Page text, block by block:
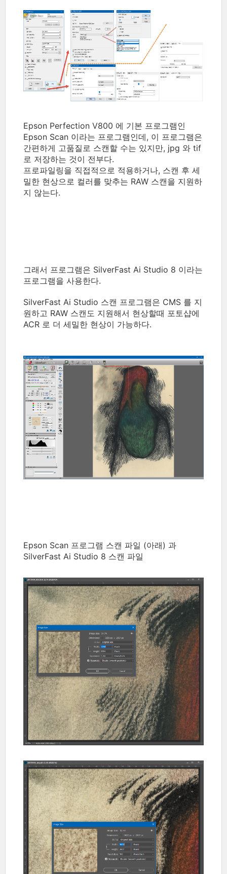
Epson Perfection V800 에 기본 프로그램인
Epson Scan 이라는 프로그램인데, 이 프로그램은
간편하게 고품질로 스캔할 수는 있지만, jpg 와 tif
로 저장하는 것이 전부다.
프로파일링을 직접적으로 적용하거나, 스캔 후 세
밀한 현상으로 컬러를 맞추는 RAW 스캔을 지원하
지 않는다.
그래서 프로그램은 SilverFast Ai Studio 8 이라는
프로그램을 사용한다.
SilverFast Ai Studio 스캔 프로그램은 CMS 를 지
원하고 RAW 스캔도 지원해서 현상할때 포토샵에
ACR 로 더 세밀한 현상이 가능하다.
Epson Scan 프로그램 스캔 파일 (아래) 과
SilverFast Ai Studio 8 스캔 파일